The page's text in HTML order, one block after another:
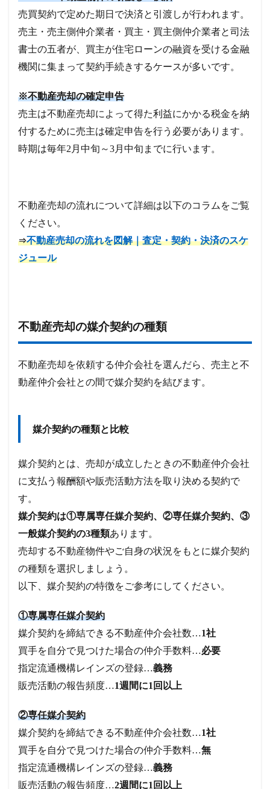
売買契約で定めた期日で決済と引渡しが行われます。
売主・売主側仲介業者・買主・買主側仲介業者と司法
書士の五者が、買主が住宅ローンの融資を受ける金融
機関に集まって契約手続きするケースが多いです。
※不動産売却の確定申告
売主は不動産売却によって得た利益にかかる税金を納
付するために売主は確定申告を行う必要があります。
時期は毎年2月中旬～3月中旬までに行います。
不動産売却の流れについて詳細は以下のコラムをご覧
ください。
⇒不動産売却の流れを図解｜査定・契約・決済のスケ
ジュール
不動産売却の媒介契約の種類
不動産売却を依頼する仲介会社を選んだら、売主と不
動産仲介会社との間で媒介契約を結びます。
媒介契約の種類と比較
媒介契約とは、売却が成立したときの不動産仲介会社
に支払う報酬額や販売活動方法を取り決める契約で
す。
媒介契約は①専属専任媒介契約、②専任媒介契約、③
一般媒介契約の3種類あります。
売却する不動産物件やご自身の状況をもとに媒介契約
の種類を選択しましょう。
以下、媒介契約の特徴をご参考にしてください。
①専属専任媒介契約
媒介契約を締結できる不動産仲介会社数…1社
買手を自分で見つけた場合の仲介手数料…必要
指定流通機構レインズの登録…義務
販売活動の報告頻度…1週間に1回以上
②専任媒介契約
媒介契約を締結できる不動産仲介会社数…1社
買手を自分で見つけた場合の仲介手数料…無
指定流通機構レインズの登録…義務
販売活動の報告頻度…2週間に1回以上